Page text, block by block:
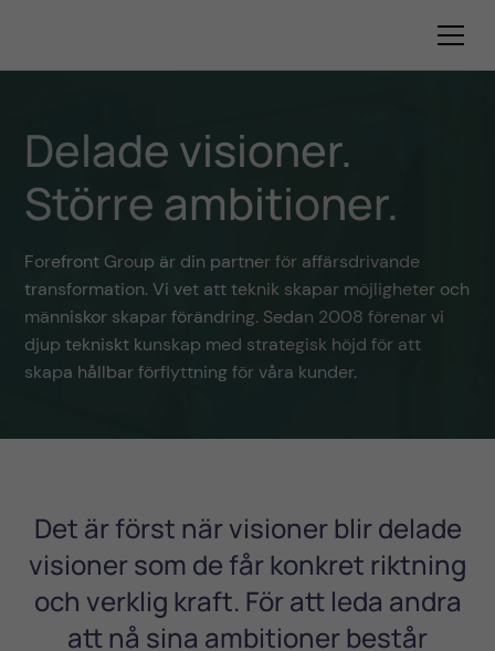
Delade visioner.
Större ambitioner.
Forefront Group är din partner för affärsdrivande
transformation. Vi vet att teknik skapar möjligheter och
människor skapar förändring. Sedan 2008 förenar vi
djup tekniskt kunskap med strategisk höjd för att
skapa hållbar förflyttning för våra kunder.
Det är först när visioner blir delade
visioner som de får konkret riktning
och verklig kraft. För att leda andra
att nå sina ambitioner består